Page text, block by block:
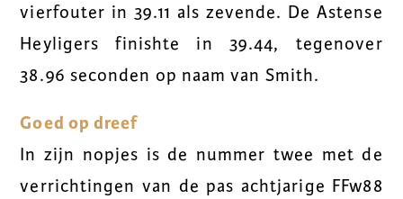
vierfouter in 39.11 als zevende. De Astense
Heyligers finishte in 39.44, tegenover
38.96 seconden op naam van Smith.
Goed op dreef
In zijn nopjes is de nummer twee met de
verrichtingen van de pas achtjarige FFw88